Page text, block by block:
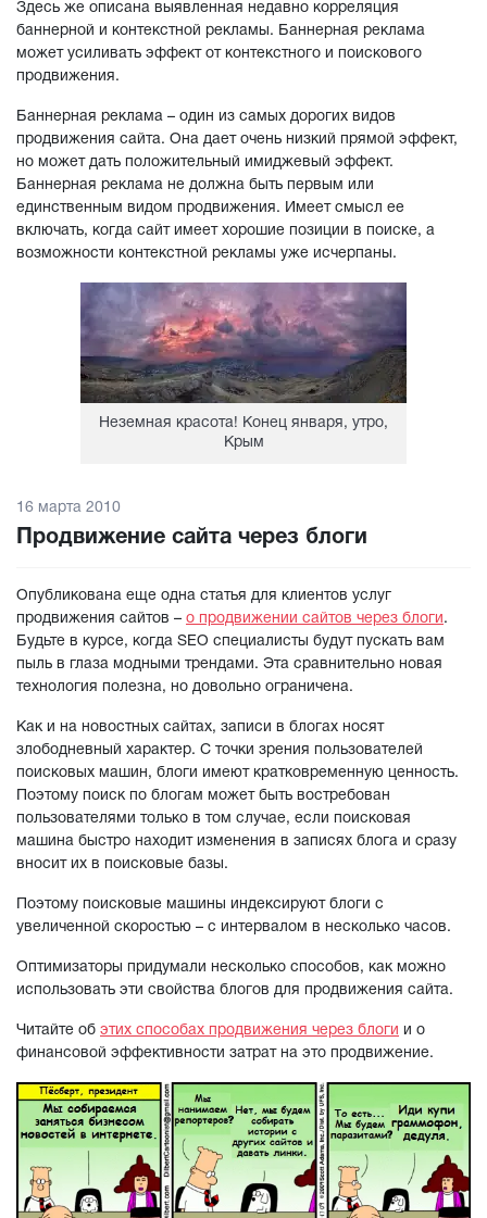
Здесь же описана выявленная недавно корреляция
баннерной и контекстной рекламы. Баннерная реклама
может усиливать эффект от контекстного и поискового
продвижения.
Баннерная реклама – один из самых дорогих видов
продвижения сайта. Она дает очень низкий прямой эффект,
но может дать положительный имиджевый эффект.
Баннерная реклама не должна быть первым или
единственным видом продвижения. Имеет смысл ее
включать, когда сайт имеет хорошие позиции в поиске, а
возможности контекстной рекламы уже исчерпаны.
Неземная красота! Конец января, утро,
Крым
16 марта 2010
Продвижение сайта через блоги
Опубликована еще одна статья для клиентов услуг
продвижения сайтов – о продвижении сайтов через блоги.
Будьте в курсе, когда SEO специалисты будут пускать вам
пыль в глаза модными трендами. Эта сравнительно новая
технология полезна, но довольно ограничена.
Как и на новостных сайтах, записи в блогах носят
злободневный характер. С точки зрения пользователей
поисковых машин, блоги имеют кратковременную ценность.
Поэтому поиск по блогам может быть востребован
пользователями только в том случае, если поисковая
машина быстро находит изменения в записях блога и сразу
вносит их в поисковые базы.
Поэтому поисковые машины индексируют блоги с
увеличенной скоростью – с интервалом в несколько часов.
Оптимизаторы придумали несколько способов, как можно
использовать эти свойства блогов для продвижения сайта.
Читайте об этих способах продвижения через блоги и о
финансовой эффективности затрат на это продвижение.